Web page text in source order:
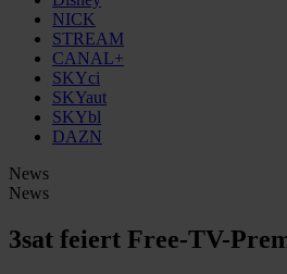
NICK
STREAM
CANAL+
SKYci
SKYaut
SKYbl
DAZN
News
News
3sat feiert Free-TV-